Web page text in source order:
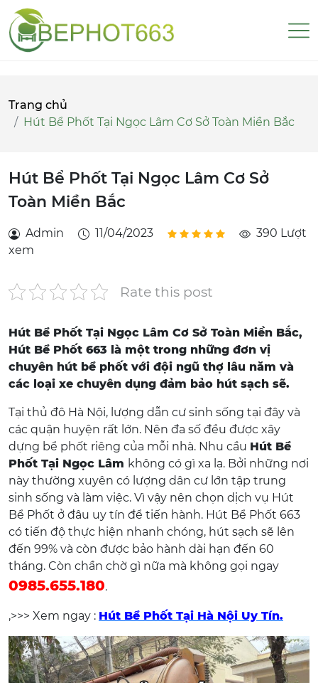
Trang chủ
Hút Bể Phốt Tại Ngọc Lâm Cơ Sở Toàn Miền Bắc
Hút Bể Phốt Tại Ngọc Lâm Cơ Sở
Toàn Miền Bắc
Admin 11/04/2023
390 Lượt
xem
Rate this post
Hút Bể Phốt Tại Ngọc Lâm Cơ Sở Toàn Miền Bắc,
Hút Bể Phốt 663 là một trong những đơn vị
chuyên hút bể phốt với đội ngũ thợ lâu năm và
các loại xe chuyên dụng đảm bảo hút sạch sẽ.
Tại thủ đô Hà Nội, lượng dẫn cư sinh sống tại đây và
các quận huyện rất lớn. Nên đa số đều được xây
dựng bể phốt riêng của mỗi nhà. Nhu cầu Hút Bể
Phốt Tại Ngọc Lâm không có gì xa lạ. Bởi những nơi
này thường xuyên có lượng dân cư lớn tập trung
sinh sống và làm việc. Vì vậy nên chọn dịch vụ Hút
Bể Phốt ở đâu uy tín để tiến hành. Hút Bể Phốt 663
có tiến độ thực hiện nhanh chóng, hút sạch sẽ lên
đến 99% và còn được bảo hành dài hạn đến 60
tháng. Còn chần chờ gì nữa mà không gọi ngay
0985.655.180.
,>>> Xem ngay : Hút Bể Phốt Tại Hà Nội Uy Tín.